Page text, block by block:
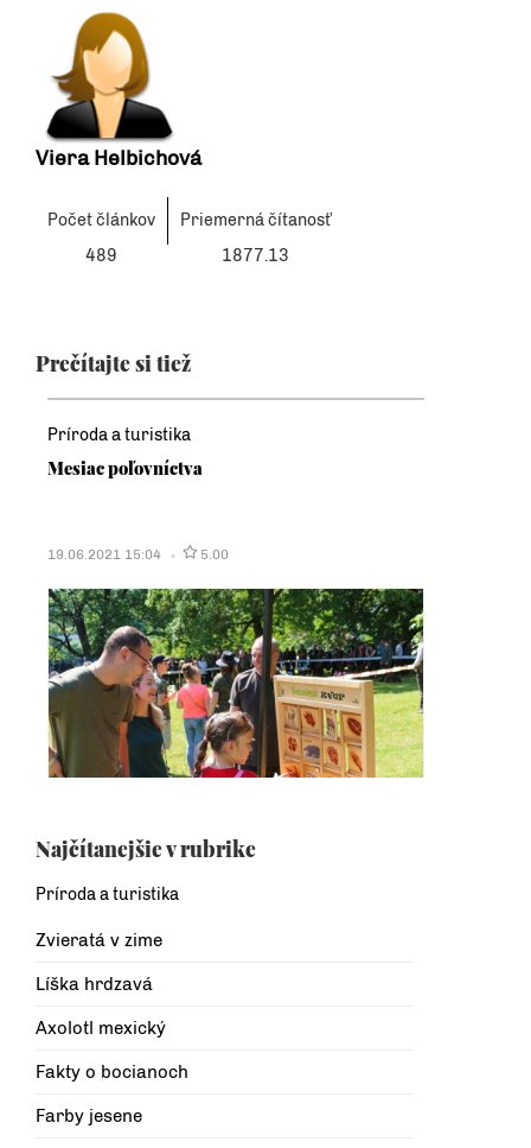
Viera Helbichová
Počet článkov
Priemerná čítanosť
489
1877.13
Prečítajte si tiež
Príroda a turistika
Mesiac poľovníctva
19.06.2021 15:04 5.00
Najčítanejšie v rubrike
Príroda a turistika
Zvieratá v zime
Líška hrdzavá
Axolotl mexický
Fakty o bocianoch
Farby jesene